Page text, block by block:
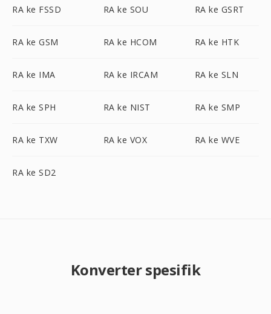
RA ke FSSD RA ke SOU RA ke GSRT
RA ke GSM RA ke HCOM RA ke HTK
RA ke IMA RA ke IRCAM RA ke SLN
RA ke SPH RA ke NIST RA ke SMP
RA ke TXW RA ke VOX RA ke WVE
RA ke SD2
Konverter spesifik